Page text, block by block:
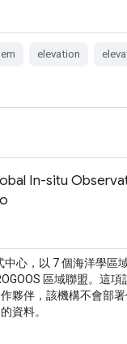
elevation
In-situ
中心，以 7 個海洋學區
區域聯盟。這
夥伴，該機構不會部
資料。